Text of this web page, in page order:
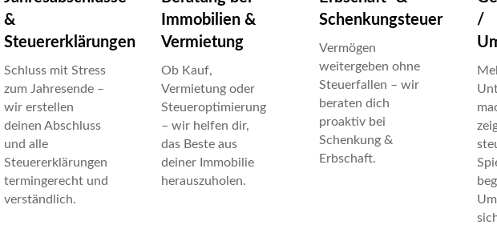
&
Steuererklärungen
Schluss mit Stress
zum Jahresende –
wir erstellen
deinen Abschluss
und alle
Steuererklärungen
termingerecht und
verständlich.
Immobilien &
Vermietung
Ob Kauf,
Vermietung oder
Steueroptimierung
– wir helfen dir,
das Beste aus
deiner Immobilie
herauszuholen.
Schenkungsteuer
Vermögen
weitergeben ohne
Steuerfallen – wir
beraten dich
proaktiv bei
Schenkung &
Erbschaft.
/